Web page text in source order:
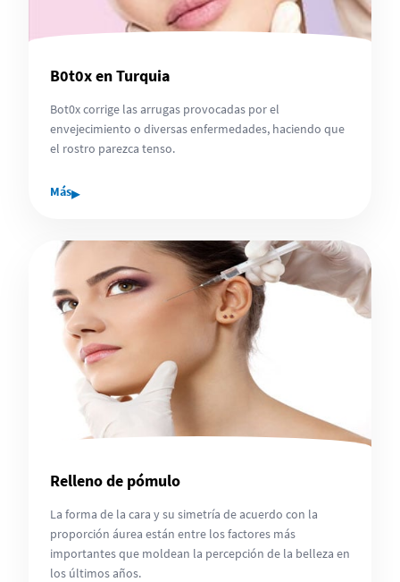
B0t0x en Turquia
Bot0x corrige las arrugas provocadas por el
envejecimiento o diversas enfermedades, haciendo que
el rostro parezca tenso.
Más▸
Relleno de pómulo
La forma de la cara y su simetría de acuerdo con la
proporción áurea están entre los factores más
importantes que moldean la percepción de la belleza en
los últimos años.